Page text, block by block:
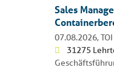
Sales
07.08.2026,
31275